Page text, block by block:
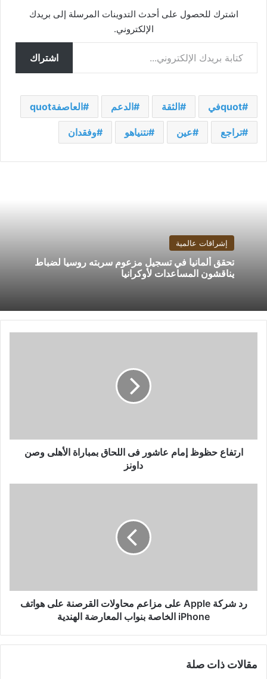
اشترك للحصول على أحدث التدوينات المرسلة إلى بريدك
الإلكتروني.
كتابة بريدك الإلكتروني...
اشتراك
quotفي الثقة الدعم العاصفةquot
تراجع عين نتنياهو وفقدان
إشراقات عالمية
تحقق ألمانيا في تسجيل مزعوم سربته روسيا لضباط
يناقشون المساعدات لأوكرانيا
وصن
داونزارتفاع حظوظ إمام عاشور فى اللحاق بمباراة الأهلى وصن
داونز
هواتف
iPhone
المعارضة
رد شركة Apple على مزاعم محاولات القرصنة على هواتف
iPhone الخاصة بنواب المعارضة الهندية
مقالات ذات صلة